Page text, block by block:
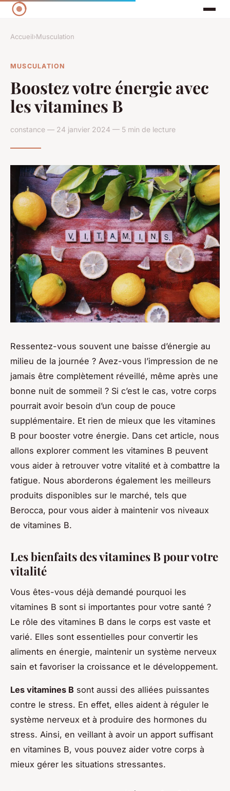
Accueil›Musculation
MUSCULATION
Boostez votre énergie avec
les vitamines B
constance — 24 janvier 2024 — 5 min de lecture
Ressentez-vous souvent une baisse d’énergie au
milieu de la journée ? Avez-vous l’impression de ne
jamais être complètement réveillé, même après une
bonne nuit de sommeil ? Si c’est le cas, votre corps
pourrait avoir besoin d’un coup de pouce
supplémentaire. Et rien de mieux que les vitamines
B pour booster votre énergie. Dans cet article, nous
allons explorer comment les vitamines B peuvent
vous aider à retrouver votre vitalité et à combattre la
fatigue. Nous aborderons également les meilleurs
produits disponibles sur le marché, tels que
Berocca, pour vous aider à maintenir vos niveaux
de vitamines B.
Les bienfaits des vitamines B pour votre
vitalité
Vous êtes-vous déjà demandé pourquoi les
vitamines B sont si importantes pour votre santé ?
Le rôle des vitamines B dans le corps est vaste et
varié. Elles sont essentielles pour convertir les
aliments en énergie, maintenir un système nerveux
sain et favoriser la croissance et le développement.
Les vitamines B sont aussi des alliées puissantes
contre le stress. En effet, elles aident à réguler le
système nerveux et à produire des hormones du
stress. Ainsi, en veillant à avoir un apport suffisant
en vitamines B, vous pouvez aider votre corps à
mieux gérer les situations stressantes.